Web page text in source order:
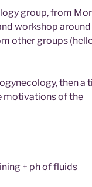
group, from
workshop
other groups
then a
motivations of the
+ ph of fluids